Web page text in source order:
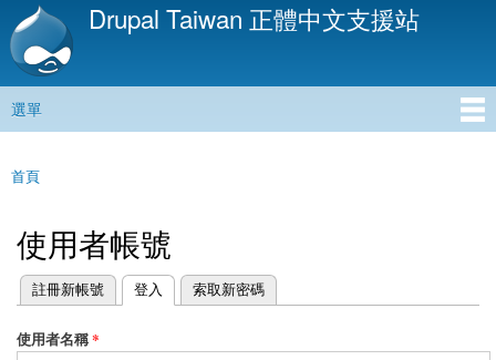
移
內
Drupal Taiwan 正體中文支援站
主選單
選單
您在這裡
首頁
使用者帳號
主要索引標籤
註冊新帳號 登入
(作用中頁籤) 索取新密碼
使用者名稱*